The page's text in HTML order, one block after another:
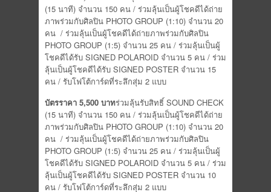
(15 นาที) จำนวน 150 คน / ร่วมลุ้นเป็นผู้โชคดีได้ถ่าย
ภาพร่วมกับศิลปิน PHOTO GROUP (1:10) จำนวน 20
คน / ร่วมลุ้นเป็นผู้โชคดีได้ถ่ายภาพร่วมกับศิลปิน
PHOTO GROUP (1:5) จำนวน 25 คน / ร่วมลุ้นเป็นผู้
โชคดีได้รับ SIGNED POLAROID จำนวน 5 คน / ร่วม
ลุ้นเป็นผู้โชคดีได้รับ SIGNED POSTER จำนวน 15
คน / รับโฟโต้การ์ดที่ระลึกสุ่ม 2 แบบ
บัตรราคา 5,500 บาทร่วมลุ้นรับสิทธิ์ SOUND CHECK
(15 นาที) จำนวน 150 คน / ร่วมลุ้นเป็นผู้โชคดีได้ถ่าย
ภาพร่วมกับศิลปิน PHOTO GROUP (1:10) จำนวน 20
คน / ร่วมลุ้นเป็นผู้โชคดีได้ถ่ายภาพร่วมกับศิลปิน
PHOTO GROUP (1:5) จำนวน 25 คน / ร่วมลุ้นเป็นผู้
โชคดีได้รับ SIGNED POLAROID จำนวน 5 คน / ร่วม
ลุ้นเป็นผู้โชคดีได้รับ SIGNED POSTER จำนวน 10
คน / รับโฟโต้การ์ดที่ระลึกสุ่ม 2 แบบ